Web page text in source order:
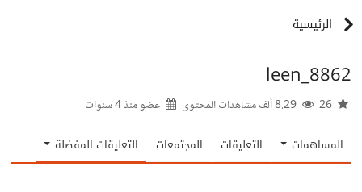
الرئيسية
leen_8862
عضو منذ4 سنوات
المساهمات التعليقات المجتمعات التعليقات المفضلة